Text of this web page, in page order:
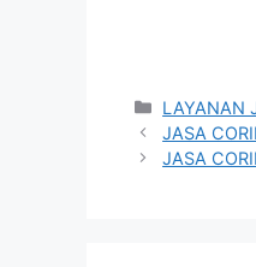
Categories
LAYANAN
JASA
JASA